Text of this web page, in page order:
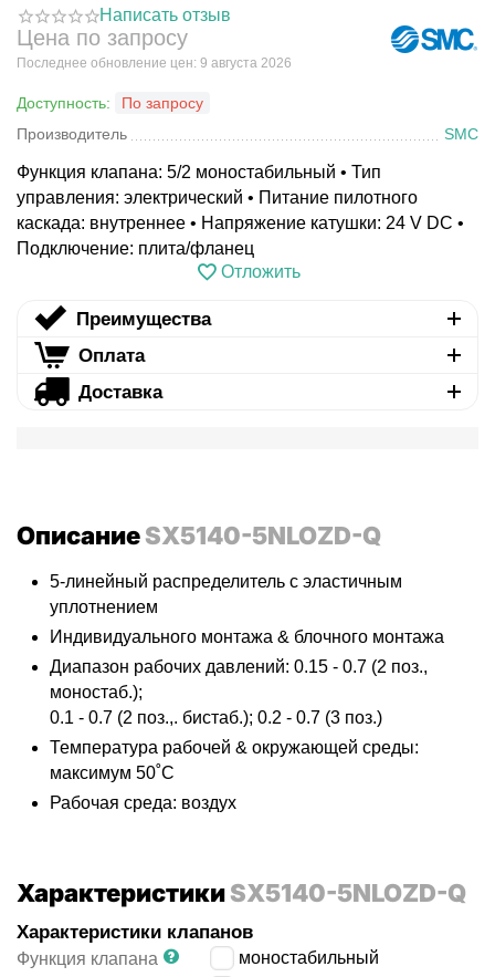
Написать отзыв
Цена по запросу
Последнее обновление цен: 9 августа 2026
Доступность:
По запросу
Производитель
SMC
Функция клапана: 5/2 моностабильный • Тип
управления: электрический • Питание пилотного
каскада: внутреннее • Напряжение катушки: 24 V DC •
Подключение: плита/фланец
Отложить
Преимущества
Оплата
Доставка
ОписаниеSX5140-5NLOZD-Q
5-линейный распределитель с эластичным
уплотнением
Индивидуального монтажа & блочного монтажа
Диапазон рабочих давлений: 0.15 - 0.7 (2 поз.,
моностаб.);
0.1 - 0.7 (2 поз.,. бистаб.); 0.2 - 0.7 (3 поз.)
Температура рабочей & окружающей среды:
максимум 50˚C
Рабочая среда: воздух
ХарактеристикиSX5140-5NLOZD-Q
Характеристики клапанов
Функция клапана
5/2 моностабильный